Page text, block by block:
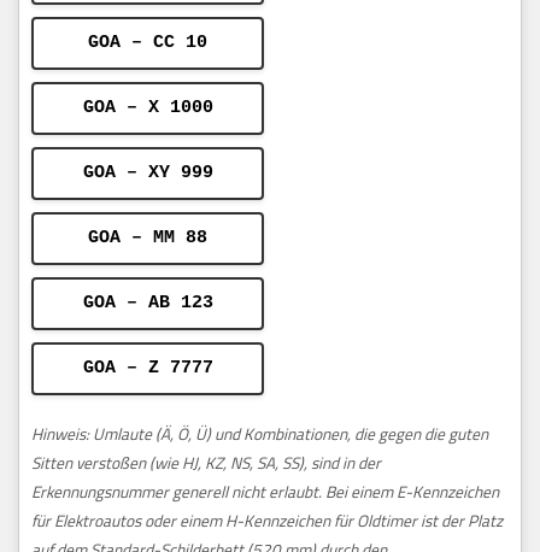
GOA – CC 10
GOA – X 1000
GOA – XY 999
GOA – MM 88
GOA – AB 123
GOA – Z 7777
Hinweis: Umlaute (Ä, Ö, Ü) und Kombinationen, die gegen die guten
Sitten verstoßen (wie HJ, KZ, NS, SA, SS), sind in der
Erkennungsnummer generell nicht erlaubt. Bei einem E-Kennzeichen
für Elektroautos oder einem H-Kennzeichen für Oldtimer ist der Platz